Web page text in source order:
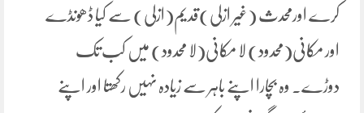
کرے اورمحدث (غیر ازلی)قدیم(ازلی) سے کیا ڈھونڈے
اور مکانی(محدود) لا مکانی(لا محدود) میں کب تک
دوڑے۔ وہ بچارا اپنے باہر سے زیادہ نہیں رکھتا اور اپنے